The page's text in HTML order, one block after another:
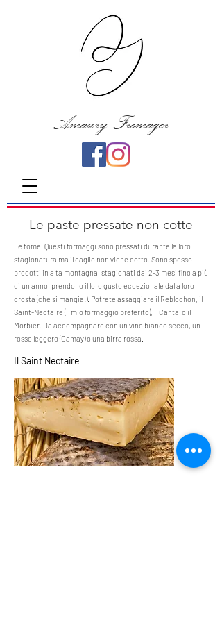
Amaury Fromager
Le paste pressate non cotte
Le tome. Questi formaggi sono pressati durante la loro
stagionatura ma il caglio non viene cotto. Sono spesso
prodotti in alta montagna, stagionati dai 2-3 mesi fino a più
di un anno, prendono il loro gusto eccezionale dalla loro
crosta (che si mangia!). Potrete assaggiare il Reblochon, il
Saint-Nectaire (il mio formaggio preferito), il Cantal o il
Morbier. Da accompagnare con un vino bianco secco, un
rosso leggero (Gamay) o una birra rossa.
Il Saint Nectaire